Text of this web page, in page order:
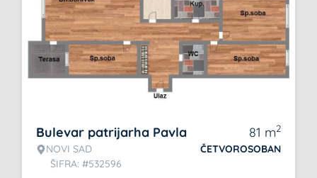
Bulevar patrijarha Pavla
NOVI SAD
ŠIFRA: #532596
81 m2
ČETVOROSOBAN